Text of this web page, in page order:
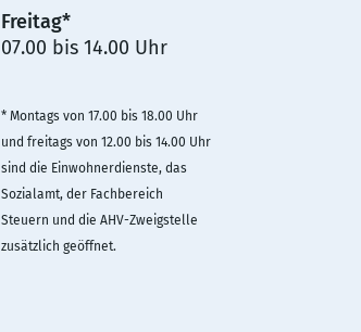
Freitag*
07.00 bis 14.00 Uhr
* Montags von 17.00 bis 18.00 Uhr
und freitags von 12.00 bis 14.00 Uhr
sind die Einwohnerdienste, das
Sozialamt, der Fachbereich
Steuern und die AHV-Zweigstelle
zusätzlich geöffnet.